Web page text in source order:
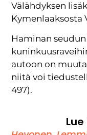
Välähdyksen
Kymenlaaksosta
Haminan
autoon on
niitä voi
497).